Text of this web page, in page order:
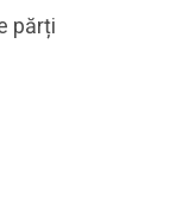
părți